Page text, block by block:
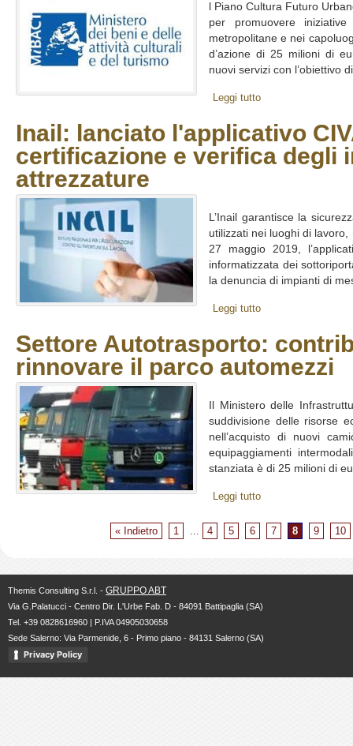
l Piano Cultura Futuro
per promuovere
metropolitane e nei
d’azione di 25 milioni di
nuovi servizi con l’obiettivo
Leggi tutto
Inail: lanciato l'applicativo
certificazione e verifica degli
attrezzature
L’Inail garantisce la
utilizzati nei luoghi di
27 maggio 2019,
informatizzata dei
la denuncia di impianti di
Leggi tutto
Settore Autotrasporto:
rinnovare il parco automezzi
Il Ministero delle
suddivisione delle risorse
nell’acquisto di nuovi
equipaggiamenti
stanziata è di 25 milioni di
Leggi tutto
« Indietro 1 ... 4 5 6 7 8 9 10
Themis Consulting S.r.l. - GRUPPO ABT
Via G.Palatucci - Centro Dir. L'Urbe Fab. D - 84091 Battipaglia (SA)
Tel. +39 0828616960 | P.IVA 04905030658
Sede Salerno: Via Parmenide, 6 - Primo piano - 84131 Salerno (SA)
Privacy Policy